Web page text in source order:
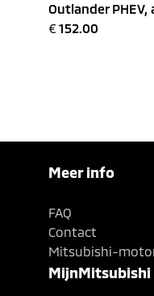
Outlander
€152.00
Meer info
FAQ
Contact
Mitsubishi-
MijnMitsubishi